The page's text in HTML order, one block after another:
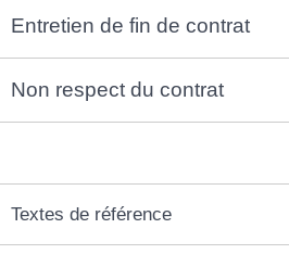
Entretien de fin de contrat
Non respect du contrat
Textes de référence